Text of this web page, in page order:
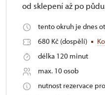
od sklepení až po
tento okruh je dnes
680 Kč (dospělí)
délka 120 minut
max. 10 osob
nutnost rezervace